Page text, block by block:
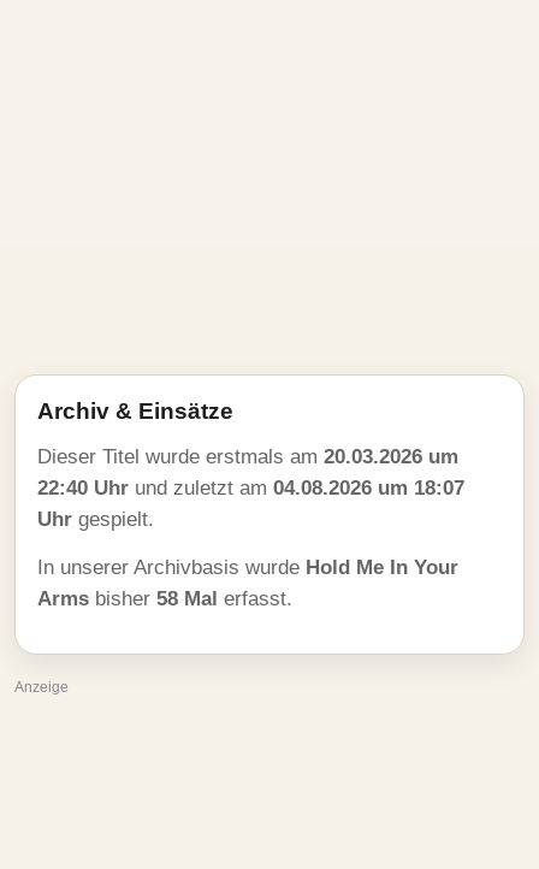
Archiv & Einsätze
Dieser Titel wurde erstmals am 20.03.2026 um
22:40 Uhr und zuletzt am 04.08.2026 um 18:07
Uhr gespielt.
In unserer Archivbasis wurde Hold Me In Your
Arms bisher 58 Mal erfasst.
Anzeige